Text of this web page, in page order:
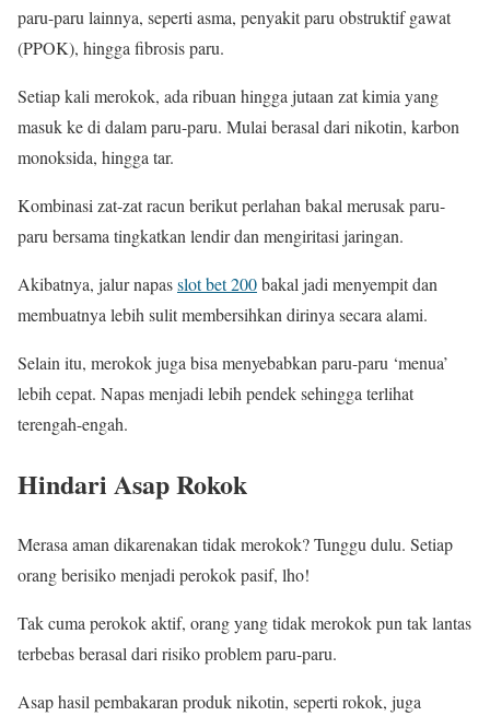
paru-paru lainnya, seperti asma, penyakit paru obstruktif gawat
(PPOK), hingga fibrosis paru.
Setiap kali merokok, ada ribuan hingga jutaan zat kimia yang
masuk ke di dalam paru-paru. Mulai berasal dari nikotin, karbon
monoksida, hingga tar.
Kombinasi zat-zat racun berikut perlahan bakal merusak paru-
paru bersama tingkatkan lendir dan mengiritasi jaringan.
Akibatnya, jalur napasslot bet 200bakal jadi menyempit dan
membuatnya lebih sulit membersihkan dirinya secara alami.
Selain itu, merokok juga bisa menyebabkan paru-paru ‘menua’
lebih cepat. Napas menjadi lebih pendek sehingga terlihat
terengah-engah.
Hindari Asap Rokok
Merasa aman dikarenakan tidak merokok? Tunggu dulu. Setiap
orang berisiko menjadi perokok pasif, lho!
Tak cuma perokok aktif, orang yang tidak merokok pun tak lantas
terbebas berasal dari risiko problem paru-paru.
Asap hasil pembakaran produk nikotin, seperti rokok, juga